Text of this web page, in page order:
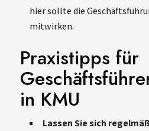
hier sollte die
mitwirken.
Praxistipps für
in KMU
Lassen Sie sich